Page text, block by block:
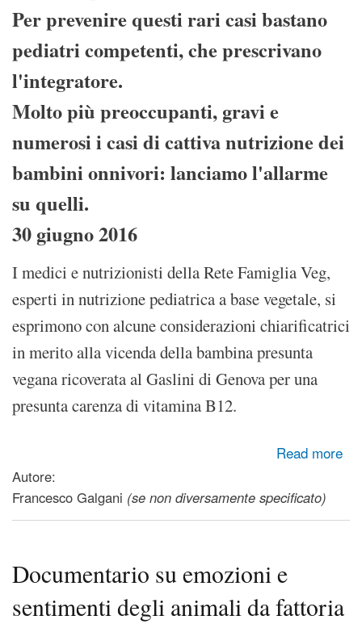
Per prevenire questi rari casi bastano
pediatri competenti, che prescrivano
l'integratore.
Molto più preoccupanti, gravi e
numerosi i casi di cattiva nutrizione dei
bambini onnivori: lanciamo l'allarme
su quelli.
30 giugno 2016
I medici e nutrizionisti della Rete Famiglia Veg,
esperti in nutrizione pediatrica a base vegetale, si
esprimono con alcune considerazioni chiarificatrici
in merito alla vicenda della bambina presunta
vegana ricoverata al Gaslini di Genova per una
presunta carenza di vitamina B12.
Read more
about Preoccupazione per i bimbi vegan? Un comunicato
Autore:
Francesco Galgani (se non diversamente specificato)
Documentario su emozioni e
sentimenti degli animali da fattoria